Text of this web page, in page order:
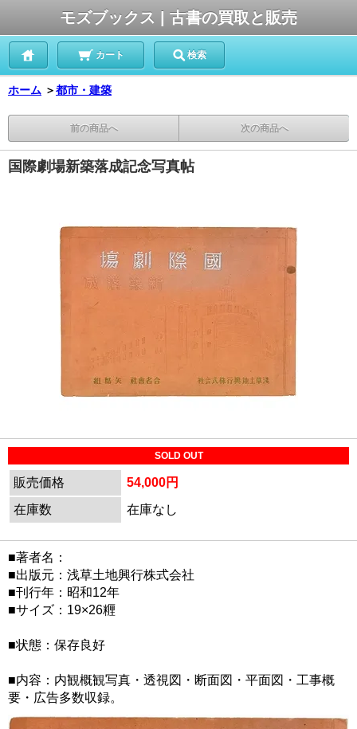
モズブックス | 古書の買取と販売
カート 検索
ホーム ＞都市・建築
前の商品へ 次の商品へ
国際劇場新築落成記念写真帖
SOLD OUT
販売価格
54,000円
在庫数
在庫なし
■著者名：
■出版元：浅草土地興行株式会社
■刊行年：昭和12年
■サイズ：19×26糎
■状態：保存良好
■内容：内観概観写真・透視図・断面図・平面図・工事概
要・広告多数収録。